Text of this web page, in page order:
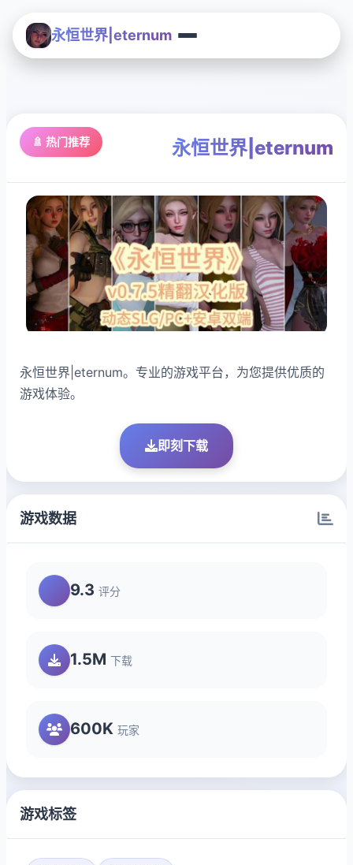
永恒世界|eternum
🚿 热门推荐 永恒世界|eternum
永恒世界|eternum。专业的游戏平台，为您提供优质的
游戏体验。
即刻下载
游戏数据
9.3 评分
1.5M 下载
600K 玩家
游戏标签